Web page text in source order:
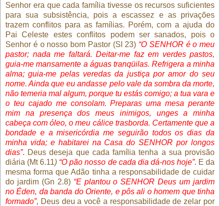
Senhor era que cada família tivesse os recursos suficientes
para sua subsistência, pois a escassez e as privações
trazem conflitos para as famílias. Porém, com a ajuda do
Pai Celeste estes conflitos podem ser sanados, pois o
Senhor é o nosso bom Pastor (Sl 23) “O SENHOR é o meu
pastor; nada me faltará. Deitar-me faz em verdes pastos,
guia-me mansamente a águas tranqüilas. Refrigera a minha
alma; guia-me pelas veredas da justiça por amor do seu
nome. Ainda que eu andasse pelo vale da sombra da morte,
não temeria mal algum, porque tu estás comigo; a tua vara e
o teu cajado me consolam. Preparas uma mesa perante
mim na presença dos meus inimigos, unges a minha
cabeça com óleo, o meu cálice trasborda. Certamente que a
bondade e a misericórdia me seguirão todos os dias da
minha vida; e habitarei na Casa do SENHOR por longos
dias”. Deus deseja que cada família tenha a sua provisão
diária (Mt 6.11) “O pão nosso de cada dia dá-nos hoje”. E da
mesma forma que Adão tinha a responsabilidade de cuidar
do jardim (Gn 2.8) “E plantou o SENHOR Deus um jardim
no Éden, da banda do Oriente, e pôs ali o homem que tinha
formado”, Deus deu a você a responsabilidade de zelar por